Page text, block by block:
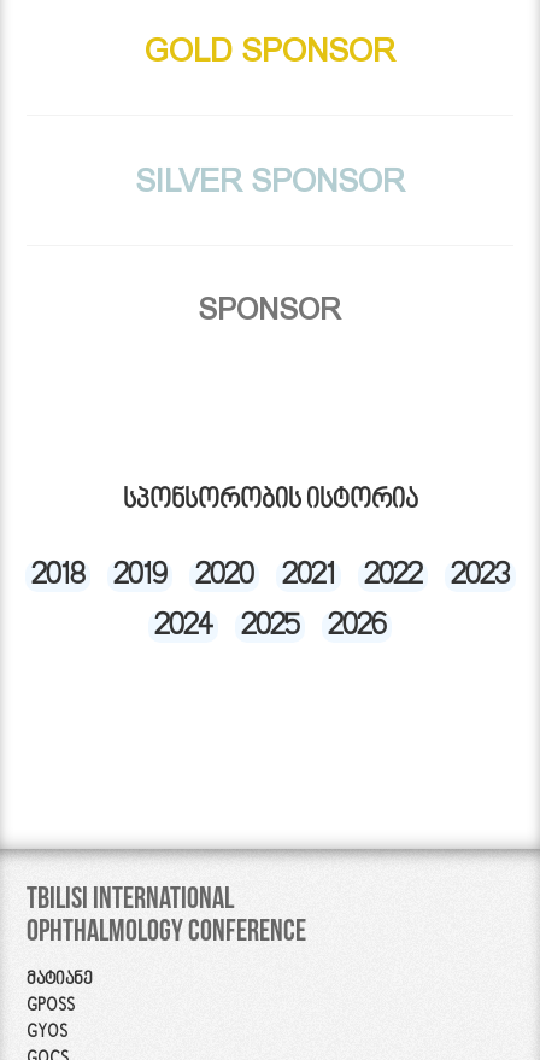
GOLD SPONSOR
SILVER SPONSOR
SPONSOR
ᲡᲞᲝᲜᲡᲝᲠᲝᲑᲘᲡ ᲘᲡᲢᲝᲠᲘᲐ
2018 2019 2020 2021 2022
2023
2024
2025 2026
Tbilisi International
Ophthalmology Conference
მატიანე
GPOSS
GYOS